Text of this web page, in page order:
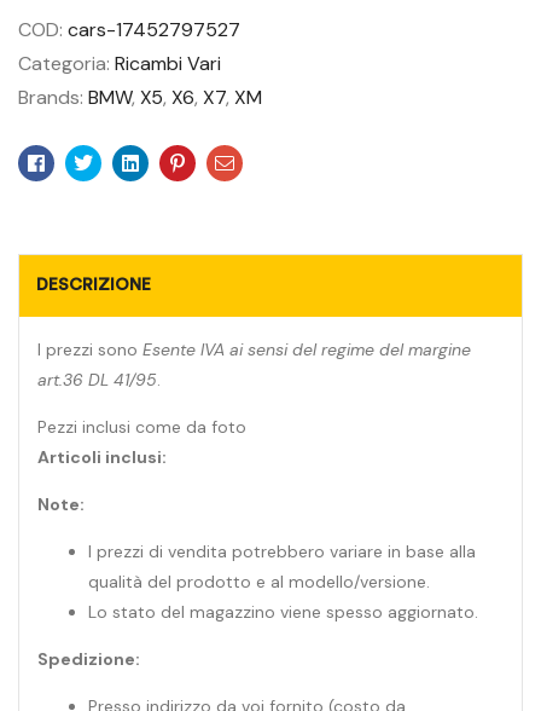
COD: cars-17452797527
Categoria: Ricambi Vari
Brands: BMW, X5, X6, X7, XM
Facebook
TwitterLinkedinPinterest
Email
DESCRIZIONE
I prezzi sono Esente IVA ai sensi del regime del margine
art.36 DL 41/95.
Pezzi inclusi come da foto
Articoli inclusi:
Note:
I prezzi di vendita potrebbero variare in base alla
qualità del prodotto e al modello/versione.
Lo stato del magazzino viene spesso aggiornato.
Spedizione:
Presso indirizzo da voi fornito (costo da